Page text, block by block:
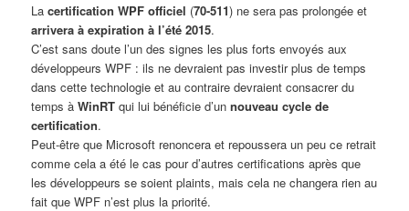
Lacertification WPF officiel (70-511) ne sera pas prolongée et
arrivera à expiration à l’été 2015.
C’est sans doute l’un des signes les plus forts envoyés aux
développeurs WPF : ils ne devraient pas investir plus de temps
dans cette technologie et au contraire devraient consacrer du
temps àWinRT qui lui bénéficie d’unnouveau cycle de
certification.
Peut-être que Microsoft renoncera et repoussera un peu ce retrait
comme cela a été le cas pour d’autres certifications après que
les développeurs se soient plaints, mais cela ne changera rien au
fait que WPF n’est plus la priorité.